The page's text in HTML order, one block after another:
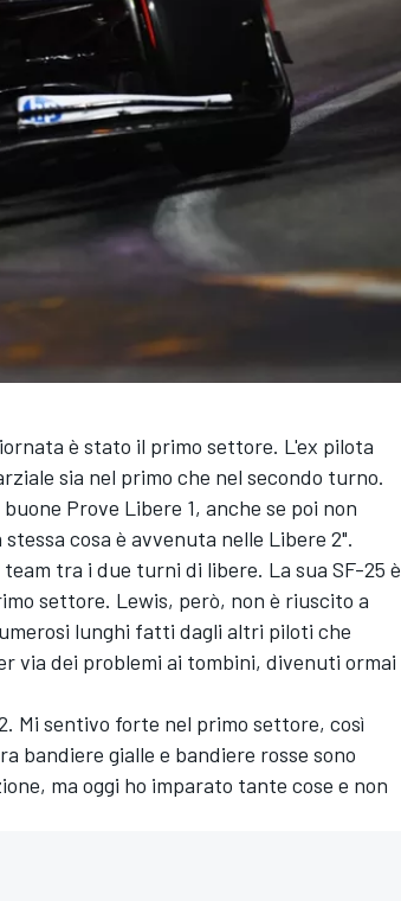
è stato il primo settore. L'ex pilota
sia nel primo che nel secondo turno.
Prove Libere 1, anche se poi non
cosa è avvenuta nelle Libere 2".
tra i due turni di libere. La sua SF-25 è
settore. Lewis, però, non è riuscito a
lunghi fatti dagli altri piloti che
via dei problemi ai tombini, divenuti ormai
Mi sentivo forte nel primo settore, così
bandiere gialle e bandiere rosse sono
ma oggi ho imparato tante cose e non